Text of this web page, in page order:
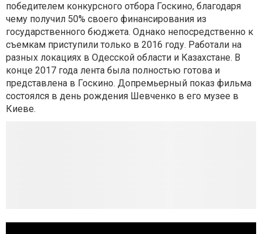
победителем конкурсного отбора Госкино, благодаря
чему получил 50% своего финансирования из
государственного бюджета. Однако непосредственно к
съемкам приступили только в 2016 году. Работали на
разных локациях в Одесской области и Казахстане. В
конце 2017 года лента была полностью готова и
представлена в Госкино. Допремьерный показ фильма
состоялся в день рождения Шевченко в его музее в
Киеве.